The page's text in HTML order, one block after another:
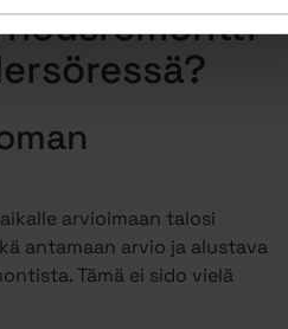
arvioimaan talosi
antamaan arvio ja alustava
Tämä ei sido vielä